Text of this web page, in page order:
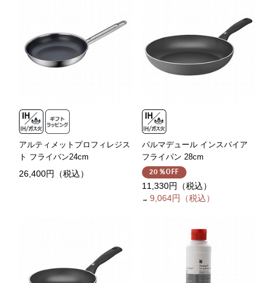
アルティメットプロフィレジス
ト フライパン24cm
26,400円（税込）
パルマデュール インスパイア
フライパン 28cm
20％OFF
11,330円（税込）
→ 9,064円（税込）